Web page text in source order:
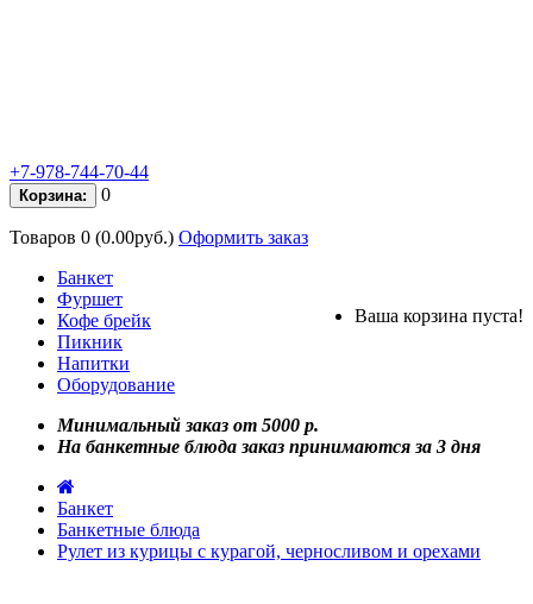
+7-978-744-70-44
Корзина: 0
Товаров 0 (0.00руб.) Оформить заказ
Ваша корзина пуста!
Банкет
Фуршет
Кофе брейк
Пикник
Напитки
Оборудование
Минимальный заказ от 5000 р.
На банкетные блюда заказ принимаются за 3 дня
Банкет
Банкетные блюда
Рулет из курицы с курагой, черносливом и орехами